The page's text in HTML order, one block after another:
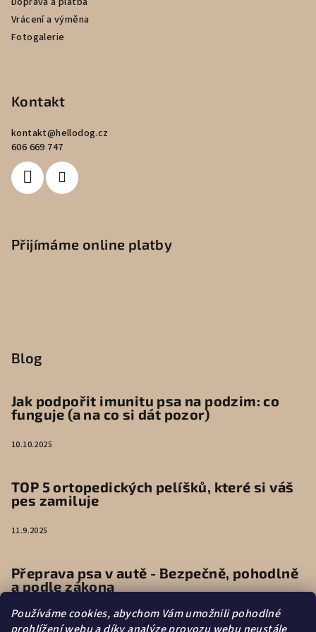
Používáme cookies, abychom Vám umožnili pohodlné
Vrácení a výměna
Fotogalerie
Kontakt
kontakt@hellodog.cz
606 669 747
Přijímáme online platby
Blog
Jak podpořit imunitu psa na podzim: co
funguje (a na co si dát pozor)
10.10.2025
TOP 5 ortopedických pelíšků, které si váš
pes zamiluje
11.9.2025
Přeprava psa v autě - Bezpečně, pohodlně
a podle zákona
9.6.2025